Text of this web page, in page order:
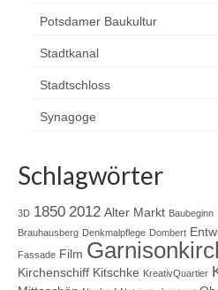
Potsdamer Baukultur
Stadtkanal
Stadtschloss
Synagoge
Schlagwörter
3D 1850 2012 Alter Markt Baubeginn
Brauhausberg Denkmalpflege Dombert
Fassade Film
Kirchenschiff Kitschke KreativQuartier